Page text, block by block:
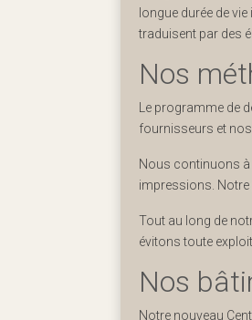
longue durée de
traduisent par des
Nos
Le programme de
fournisseurs et nos
Nous continuons
impressions. Notre
Tout au long de
évitons toute
Nos
Notre nouveau